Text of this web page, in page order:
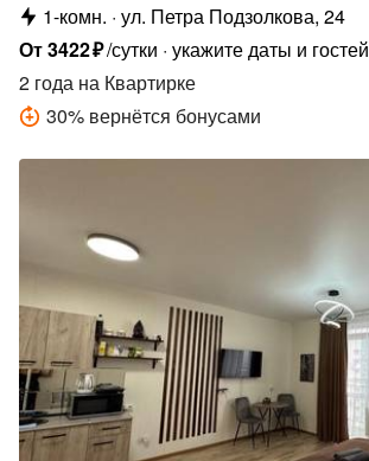
1-комн. ул. Петра Подзолкова, 24
От3422₽/сутки укажите даты и гостей
2 года на Квартирке
30% вернётся бонусами